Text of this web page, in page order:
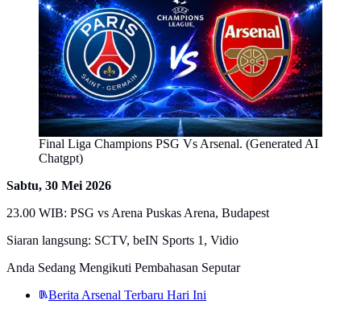
Final Liga Champions PSG Vs Arsenal. (Generated AI
Chatgpt)
Sabtu, 30 Mei 2026
23.00 WIB: PSG vs Arena Puskas Arena, Budapest
Siaran langsung: SCTV, beIN Sports 1, Vidio
Anda Sedang Mengikuti Pembahasan Seputar
Berita Arsenal Terbaru Hari Ini